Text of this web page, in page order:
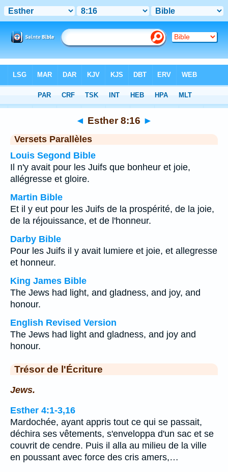
Chapitre 8> Verset 16
◄ Esther 8:16 ►
Versets Parallèles
Louis Segond Bible
Il n'y avait pour les Juifs que bonheur et joie,
allégresse et gloire.
Martin Bible
Et il y eut pour les Juifs de la prospérité, de la joie,
de la réjouissance, et de l'honneur.
Darby Bible
Pour les Juifs il y avait lumiere et joie, et allegresse
et honneur.
King James Bible
The Jews had light, and gladness, and joy, and
honour.
English Revised Version
The Jews had light and gladness, and joy and
honour.
Trésor de l'Écriture
Jews.
Esther 4:1-3,16
Mardochée, ayant appris tout ce qui se passait,
déchira ses vêtements, s'enveloppa d'un sac et se
couvrit de cendre. Puis il alla au milieu de la ville
en poussant avec force des cris amers,…